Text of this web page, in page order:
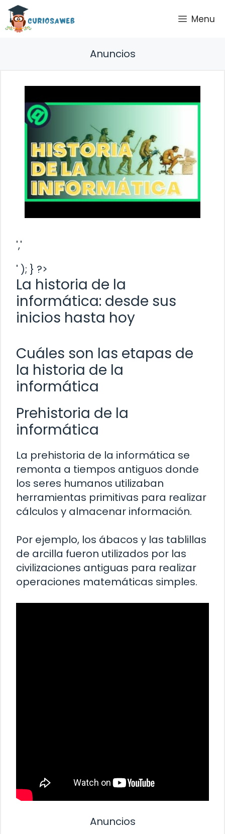
Saltar
contenido
Menu
Anuncios
','
' ); } ?>
La historia de la
informática: desde sus
inicios hasta hoy
Cuáles son las etapas de
la historia de la
informática
Prehistoria de la
informática
La prehistoria de la informática se
remonta a tiempos antiguos donde
los seres humanos utilizaban
herramientas primitivas para realizar
cálculos y almacenar información.
Por ejemplo, los ábacos y las tablillas
de arcilla fueron utilizados por las
civilizaciones antiguas para realizar
operaciones matemáticas simples.
Anuncios